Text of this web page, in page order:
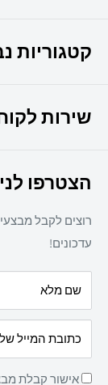
ומקצועיות
037307308
קטגוריות
ציוד משרדי
חד פעמי
מזון
מאמרים
שירות
תקנון אתר
מדיניות פרטיות
מדיניות החזרת
הצטרפו
רוצים לקבל
עדכונים!
שם מלא
כתובת המייל
אישור קבלת